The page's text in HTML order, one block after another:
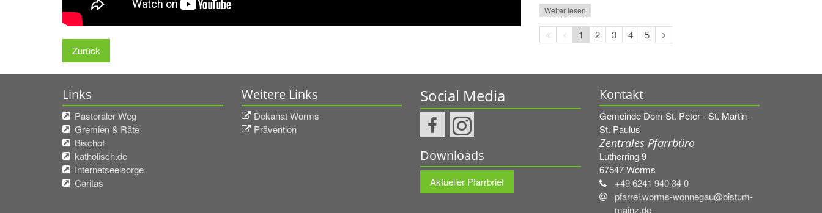
Zurück
Weiter lesen
Erste
Seite
Vorherige
Seite
1 2 3 4 5
Nächste
Seite
Links
Pastoraler Weg
Gremien & Räte
Bischof
katholisch.de
Internetseelsorge
Caritas
Weitere Links
Dekanat Worms
Prävention
Social Media
Downloads
Aktueller Pfarrbrief
Kontakt
Gemeinde Dom St. Peter - St. Martin -
St. Paulus
Zentrales Pfarrbüro
Lutherring 9
67547 Worms
+49 6241 940 34 0
pfarrei.worms-wonnegau@bistum-
mainz.de